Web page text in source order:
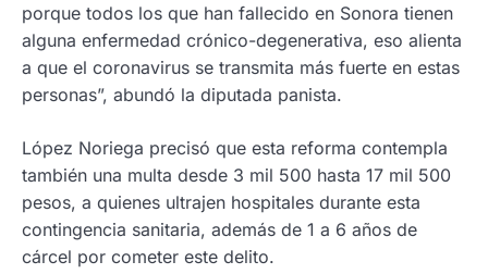
porque todos los que han fallecido en Sonora tienen
alguna enfermedad crónico-degenerativa, eso alienta
a que el coronavirus se transmita más fuerte en estas
personas”, abundó la diputada panista.
López Noriega precisó que esta reforma contempla
también una multa desde 3 mil 500 hasta 17 mil 500
pesos, a quienes ultrajen hospitales durante esta
contingencia sanitaria, además de 1 a 6 años de
cárcel por cometer este delito.